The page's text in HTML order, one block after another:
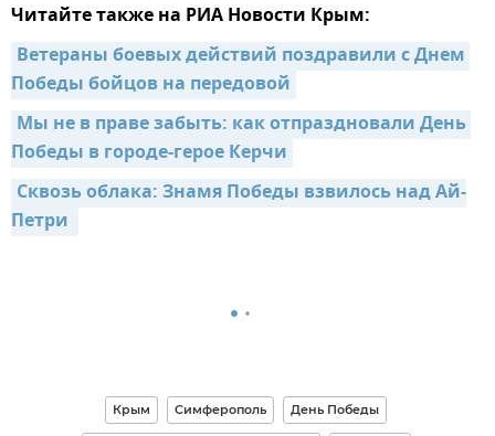
Читайте также на РИА Новости Крым:
Ветераны боевых действий поздравили с Днем
Победы бойцов на передовой
Мы не в праве забыть: как отпраздновали День
Победы в городе-герое Керчи
Сквозь облака: Знамя Победы взвилось над Ай-
Петри
Крым Симферополь День Победы